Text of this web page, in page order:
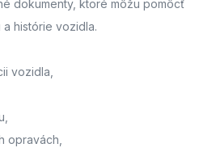
dokumenty, ktoré môžu pomôcť
histórie vozidla.
vozidla,
opravách,